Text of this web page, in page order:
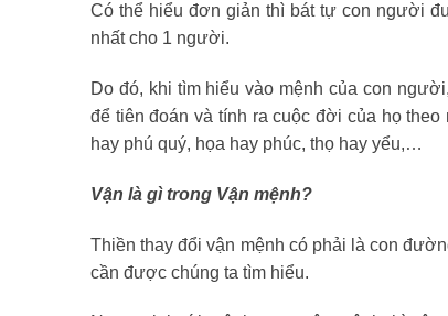
Có thể hiểu đơn giản thì bát tự con người
nhất cho 1 người.
Do đó, khi tìm hiểu vào mệnh của con
để tiên đoán và tính ra cuộc đời của họ
hay phú quý, họa hay phúc, thọ hay yểu,…
Vận là gì trong Vận mệnh?
Thiền thay đổi vận mệnh có phải là con
cần được chúng ta tìm hiểu.